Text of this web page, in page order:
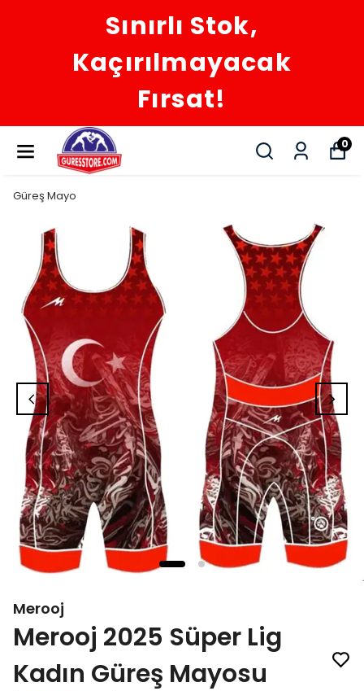
Sınırlı Stok,
Kaçırılmayacak
Fırsat!
0
Güreş Mayo
Merooj
Merooj 2025 Süper Lig
Kadın Güreş Mayosu